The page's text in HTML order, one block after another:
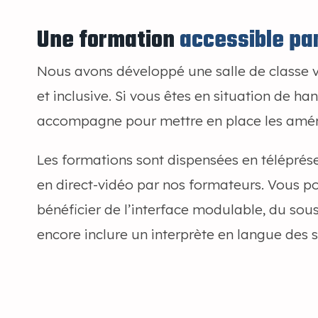
Une formationaccessible
Nous avons développé une salle de
et inclusive. Si vous êtes en situation de
accompagne pour mettre en place les
Les formations sont dispensées en
en direct-vidéo par nos formateurs. Vous
bénéficier de l’interface modulable, du
encore inclure un interprète en langue des